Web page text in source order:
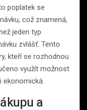
poplatek se
což znamená,
jeden typ
zvlášť. Tento
kteří se rozhodnou
využít možnost
ekonomická.
a